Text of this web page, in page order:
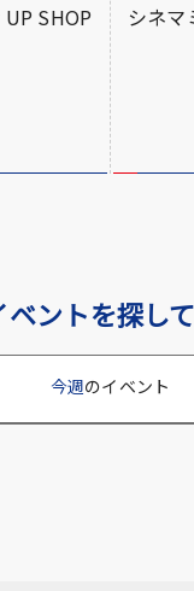
UP SHOP
シネマ
ベントを探し
今週のイベント